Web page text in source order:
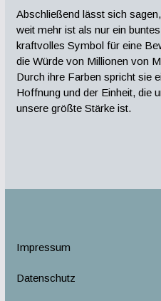
Abschließend lässt sich
weit mehr ist als nur ein
kraftvolles Symbol für eine
die Würde von Millionen von
Durch ihre Farben spricht sie
Hoffnung und der Einheit, die
unsere größte Stärke ist.
Impressum
Datenschutz